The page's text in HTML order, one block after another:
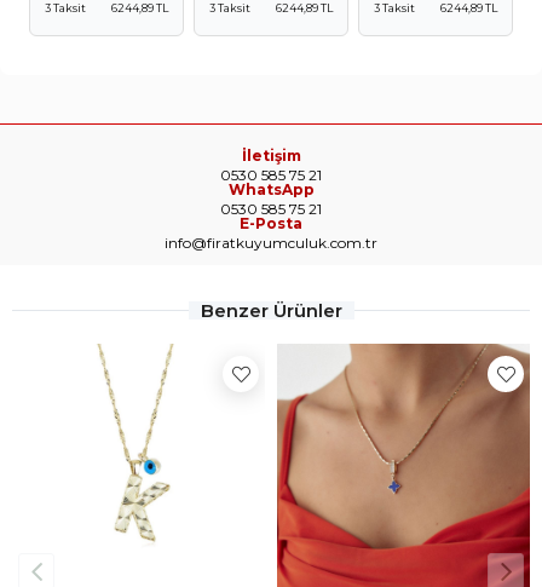
3 Taksit
6244,89 TL
3 Taksit
6244,89 TL
3 Taksit
6244,89 TL
İletişim
0530 585 75 21
WhatsApp
0530 585 75 21
E-Posta
info@firatkuyumculuk.com.tr
Benzer Ürünler